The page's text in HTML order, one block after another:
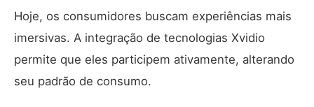
Hoje, os consumidores buscam experiências mais
imersivas. A integração de tecnologias Xvidio
permite que eles participem ativamente, alterando
seu padrão de consumo.